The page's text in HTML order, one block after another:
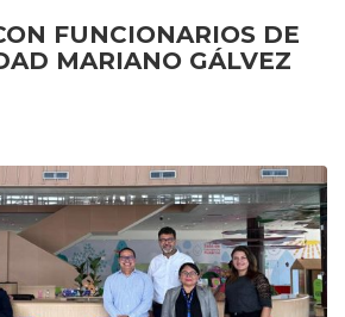
FUNCIONARIOS DE
MARIANO GÁLVEZ